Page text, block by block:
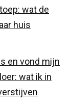
wat de
huis
en vond mijn
wat ik in